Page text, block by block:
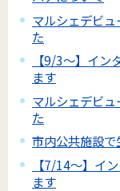
マルシェデビ
た
【9/3～】イン
ます
マルシェデビ
た
市内公共施設
【7/14～】イ
ます